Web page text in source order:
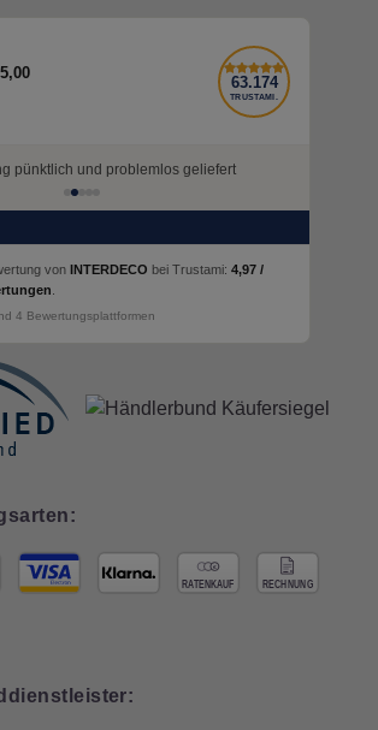
63.174
TRUSTAMI.
pünktlich und problemlos geliefert
von INTERDECO bei Trustami: 4,97 /
4 Bewertungsplattformen